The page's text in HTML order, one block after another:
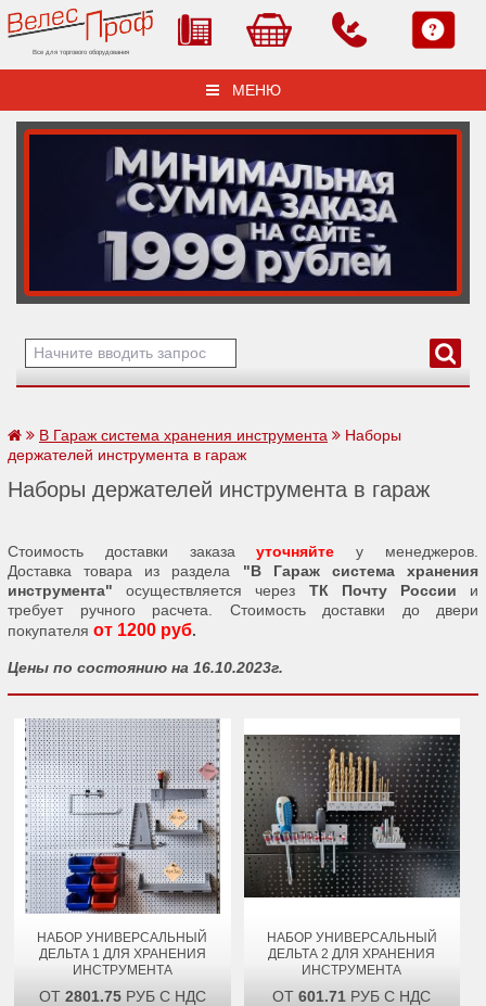
Все для торгового оборудования
МЕНЮ
В Гараж система хранения инструмента
Наборы
держателей инструмента в гараж
Наборы держателей инструмента в гараж
Стоимость доставки заказауточняйте у менеджеров.
Доставка товара из раздела "В Гараж система хранения
инструмента"осуществляется через ТК Почту России
и
требует ручного расчета. Стоимость доставки до двери
покупателя от 1200 руб.
Цены по состоянию на 16.10.2023г.
НАБОР УНИВЕРСАЛЬНЫЙ
ДЕЛЬТА 1 ДЛЯ ХРАНЕНИЯ
ИНСТРУМЕНТА
ОТ 2801.75РУБ С НДС
НАБОР УНИВЕРСАЛЬНЫЙ
ДЕЛЬТА 2 ДЛЯ ХРАНЕНИЯ
ИНСТРУМЕНТА
ОТ601.71 РУБ С НДС